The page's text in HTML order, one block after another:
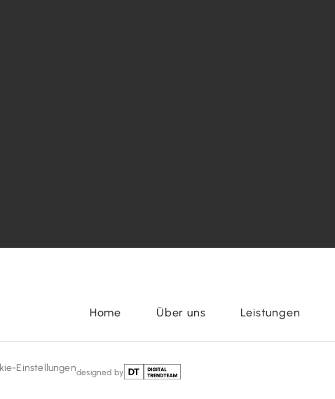
Home Über uns Leistungen
Einstellungendesigned by